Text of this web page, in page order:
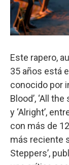
Este rapero,
35 años está
conocido por
Blood’, ‘All
y ‘Alright’,
con más de
más reciente
Steppers’,